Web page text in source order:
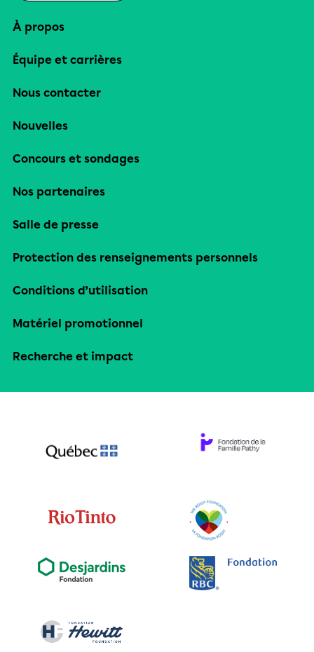
À propos
Équipe et carrières
Nous contacter
Nouvelles
Concours et sondages
Nos partenaires
Salle de presse
Protection des renseignements personnels
Conditions d’utilisation
Matériel promotionnel
Recherche et impact